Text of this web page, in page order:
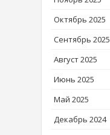
Октябрь 2025
Сентябрь 2025
Август 2025
Июнь 2025
Май 2025
Декабрь 2024